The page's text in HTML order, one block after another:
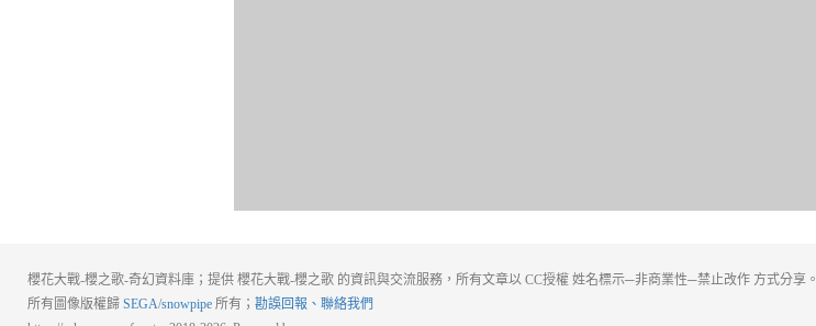
櫻花大戰-櫻之歌-奇幻資料庫；提供 櫻花大戰-櫻之歌 的資訊與交流服務，所有文章以 CC授權 姓名標示─非商業性─禁止改作 方式分享。
所有圖像版權歸 SEGA/snowpipe 所有； 勘誤回報、聯絡我們